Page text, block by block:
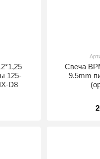
125-
D8
Свеча
9.5mm